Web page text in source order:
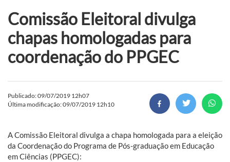
Comissão Eleitoral divulga
chapas homologadas para
coordenação do PPGEC
Publicado: 09/07/2019 12h07
Última modificação: 09/07/2019 12h10
A Comissão Eleitoral divulga a chapa homologada para a eleição
da Coordenação do Programa de Pós-graduação em Educação
em Ciências (PPGEC):